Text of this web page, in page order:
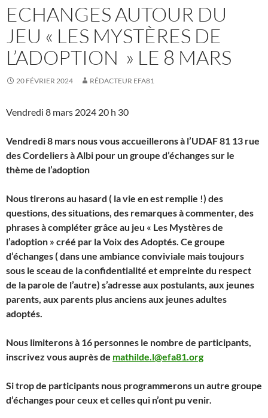
ECHANGES AUTOUR DU
JEU « LES MYSTÈRES DE
L’ADOPTION » LE 8 MARS
20 FÉVRIER 2024 RÉDACTEUR EFA81
Vendredi 8 mars 2024 20 h 30
Vendredi 8 mars nous vous accueillerons à l’UDAF 81 13 rue
des Cordeliers à Albi pour un groupe d’échanges sur le
thème de l’adoption
Nous tirerons au hasard ( la vie en est remplie !) des
questions, des situations, des remarques à commenter, des
phrases à compléter grâce au jeu « Les Mystères de
l’adoption » créé par la Voix des Adoptés. Ce groupe
d’échanges ( dans une ambiance conviviale mais toujours
sous le sceau de la confidentialité et empreinte du respect
de la parole de l’autre) s’adresse aux postulants, aux jeunes
parents, aux parents plus anciens aux jeunes adultes
adoptés.
Nous limiterons à 16 personnes le nombre de participants,
inscrivez vous auprès de mathilde.l@efa81.org
Si trop de participants nous programmerons un autre groupe
d’échanges pour ceux et celles qui n’ont pu venir.